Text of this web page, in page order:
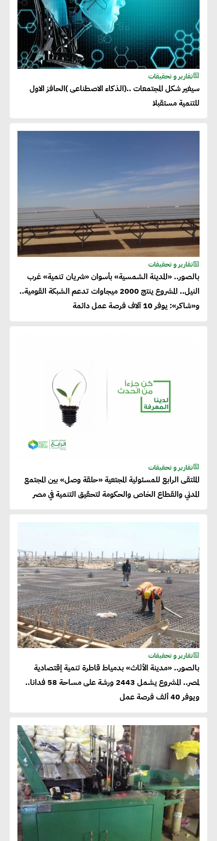
تقارير و تحقيقات
سيغير شكل المجتمعات ..(الذكاء الاصطناعى )الحافز الاول
للتنمية مستقبلا
تقارير و تحقيقات
بالصور.. «المدينة الشمسية» بأسوان «شريان تنمية» غرب
النيل.. المشروع ينتج 2000 ميجاوات تدعم الشبكة القومية..
و«شاكر»: يوفر 10 آلاف فرصة عمل دائمة
تقارير و تحقيقات
الملتقى الرابع للمسئولية المجتعية «حلقة وصل» بين المجتمع
المدني والقطاع الخاص والحكومة لتحقيق التنمية في مصر
تقارير و تحقيقات
بالصور.. «مدينة الأثاث» بدمياط قاطرة تنمية إقتصادية
لمصر.. المشروع يشمل 2443 ورشة على مساحة 58 فدانا..
ويوفر 40 ألف فرصة عمل